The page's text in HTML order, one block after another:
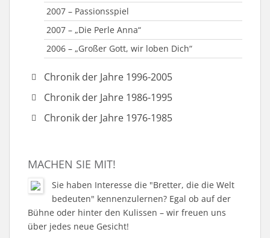
2007 – Passionsspiel
2007 – „Die Perle Anna“
2006 – „Großer Gott, wir loben Dich“
Chronik der Jahre 1996-2005
2005 – „Der Wahlk(r)ampf“
2005 – „Hugo“ oder „Ein Mann für Mama!“
2002 – „Da waren’s nur noch neun“
2002 – „Die Hexe und ihr Zauberberg“
2001 – Jubiläumswochenende
2001 – „Ein Sommernachtstraum“
Chronik der Jahre 1986-1995
1995 – „Der Neurosenkavalier“
1993 – „Schweig, Bub!“
1993 – „Lauf doch nicht immer weg“
1992 – „Der kleine Muck“
Chronik der Jahre 1976-1985
1980 – „Boeing-Boeing“
1979 – „Sturm über dem Gipfel“ & „Schule
gestern – Schule morgen“
MACHEN SIE MIT!
Sie haben Interesse die "Bretter, die die Welt
bedeuten" kennenzulernen? Egal ob auf der
Bühne oder hinter den Kulissen – wir freuen uns
über jedes neue Gesicht!